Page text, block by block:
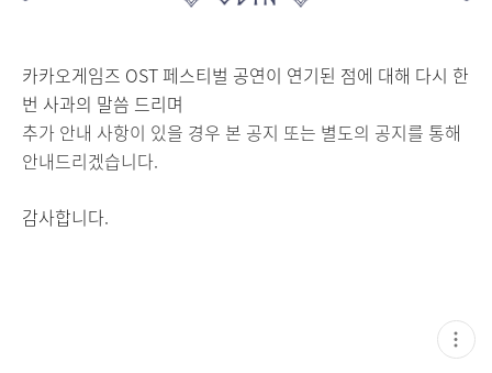
카카오게임즈 OST 페스티벌 공연이 연기된 점에 대해 다시 한
번 사과의 말씀 드리며
추가 안내 사항이 있을 경우 본 공지 또는 별도의 공지를 통해
안내드리겠습니다.
감사합니다.
현
재